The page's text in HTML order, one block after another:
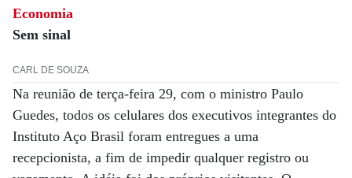
Economia
Sem sinal
CARL DE SOUZA
Na reunião de terça-feira 29, com o ministro Paulo
Guedes, todos os celulares dos executivos integrantes do
Instituto Aço Brasil foram entregues a uma
recepcionista, a fim de impedir qualquer registro ou